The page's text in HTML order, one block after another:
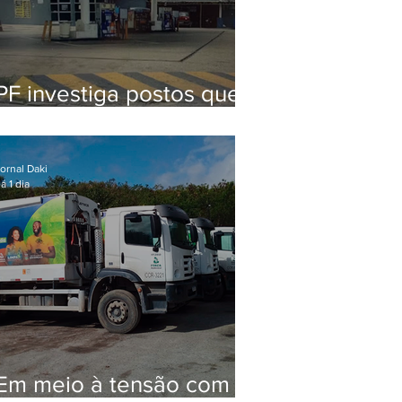
investiga postos que
de secretário
em 2020
meio à tensão com
Daki
1 dia